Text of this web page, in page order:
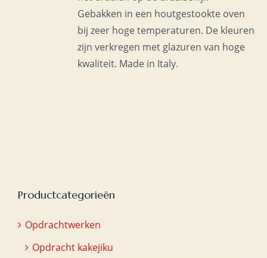
Gebakken in een houtgestookte oven
bij zeer hoge temperaturen. De kleuren
zijn verkregen met glazuren van hoge
kwaliteit. Made in Italy.
Productcategorieën
Opdrachtwerken
Opdracht kakejiku